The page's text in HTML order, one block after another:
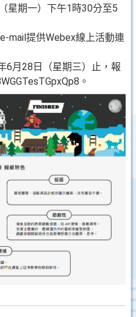
星期一）下午1時30分至5
mail提供Webex線上活動連
6月28日（星期三）止，報
。